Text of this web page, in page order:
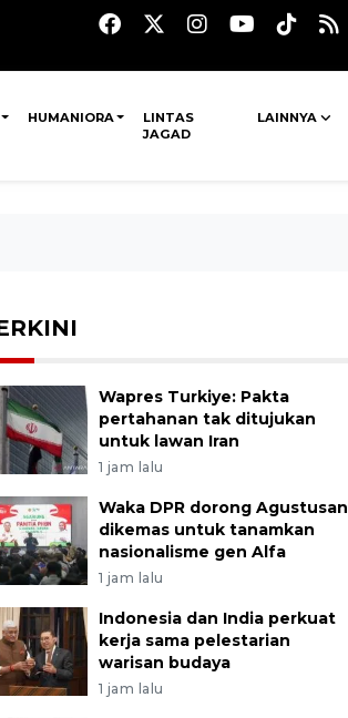
HUMANIORA
LINTAS
JAGAD
LAINNYA
Wapres Turkiye: Pakta
pertahanan tak ditujukan
untuk lawan Iran
1 jam lalu
Waka DPR dorong Agustusan
dikemas untuk tanamkan
nasionalisme gen Alfa
1 jam lalu
Indonesia dan India perkuat
kerja sama pelestarian
warisan budaya
1 jam lalu